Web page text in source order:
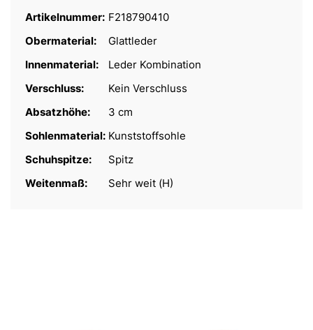
Artikelnummer: F218790410
Obermaterial:
Glattleder
Innenmaterial:
Leder Kombination
Verschluss:
Kein Verschluss
Absatzhöhe:
3 cm
Sohlenmaterial: Kunststoffsohle
Schuhspitze:
Spitz
Weitenmaß:
Sehr weit (H)